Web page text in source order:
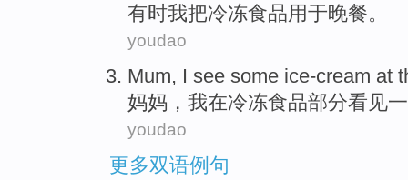
有时我把冷冻食品用于晚餐。
youdao
Mum, I see some ice-cream at
妈妈 ， 我在冷冻食品部分看见
youdao
更多双语例句